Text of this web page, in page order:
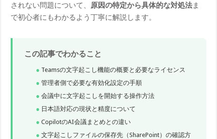
されない問題について、 原因の特定から具体的な対処法ま
で初心者にもわかるよう丁寧に解説します。
この記事でわかること
Teamsの文字起こし機能の概要と必要なライセンス
管理者側で必要な有効化設定の手順
会議中に文字起こしを開始する操作方法
日本語対応の現状と精度について
CopilotのAI会議まとめとの違い
文字起こしファイルの保存先（SharePoint）の確認方